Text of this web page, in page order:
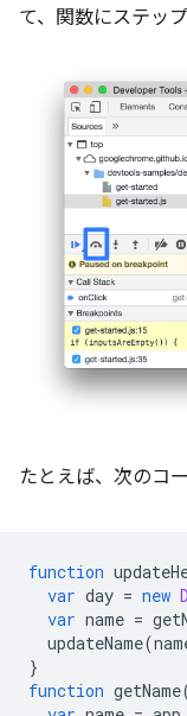
て、関数にステッ
たとえば、次のコ
function
var day = new
var name =
updateName(
}
function getName